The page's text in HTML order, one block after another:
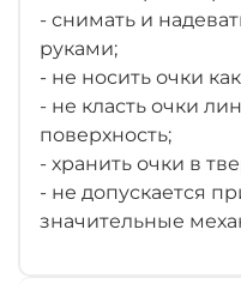
- снимать и
руками;
- не носить очки
- не класть очки
поверхность;
- хранить очки в
- не допускается
значительные